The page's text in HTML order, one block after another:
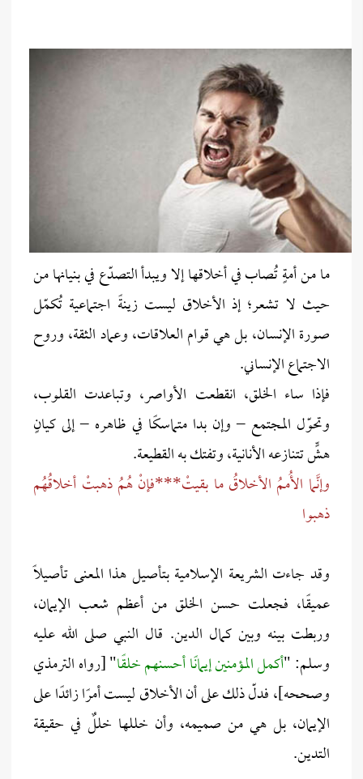
ما من أمةٍ تُصاب في أخلاقها إلا ويبدأ التصدّع في بنيانها من
حيث لا تشعر؛ إذ الأخلاق ليست زينةً اجتماعية تُكمّل
صورة الإنسان، بل هي قوام العلاقات، وعماد الثقة، وروح
الاجتماع الإنساني.
فإذا ساء الخلق، انقطعت الأواصر، وتباعدت القلوب،
وتحوّل المجتمع – وإن بدا متماسكًا في ظاهره – إلى كيانٍ
هشٍّ تتنازعه الأنانية، وتفتك به القطيعة.
وإنَّما الأُممُ الأخلاقُ ما بقيتْ***فإنْ هُمُ ذهبتْ أخلاقُهُم
ذهبوا
وقد جاءت الشريعة الإسلامية بتأصيل هذا المعنى تأصيلًا
عميقًا، فجعلت حسن الخلق من أعظم شعب الإيمان،
وربطت بينه وبين كمال الدين. قال النبي صلى الله عليه
وسلم: "أكمل المؤمنين إيمانًا أحسنهم خلقًا" [رواه الترمذي
وصححه]، فدلّ ذلك على أن الأخلاق ليست أمرًا زائدًا على
الإيمان، بل هي من صميمه، وأن خللها خللٌ في حقيقة
التدين.